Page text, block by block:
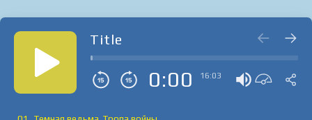
Title
0:00 16:03